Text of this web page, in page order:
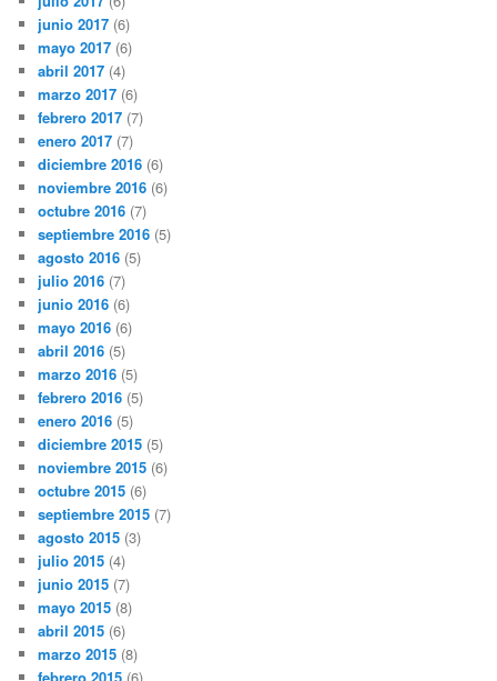
junio 2017 (6)
mayo 2017 (6)
abril 2017 (4)
marzo 2017 (6)
febrero 2017 (7)
enero 2017 (7)
diciembre 2016 (6)
noviembre 2016 (6)
octubre 2016 (7)
septiembre 2016 (5)
agosto 2016 (5)
julio 2016 (7)
junio 2016 (6)
mayo 2016 (6)
abril 2016 (5)
marzo 2016 (5)
febrero 2016 (5)
enero 2016 (5)
diciembre 2015 (5)
noviembre 2015 (6)
octubre 2015 (6)
septiembre 2015 (7)
agosto 2015 (3)
julio 2015 (4)
junio 2015 (7)
mayo 2015 (8)
abril 2015 (6)
marzo 2015 (8)